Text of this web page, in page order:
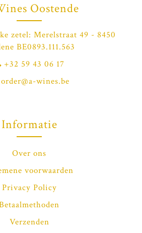
Oostende
zetel: Merelstraat 49 - 8450
BE0893.111.563
+32 59 43 06 17
order@a-wines.be
Informatie
Over ons
voorwaarden
Privacy Policy
Verzenden